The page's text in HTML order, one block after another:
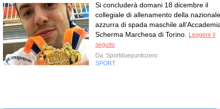
Si concluderà domani 18 dicembre il
collegiale di allenamento della nazionale
azzurra di spada maschile
Scherma Marchesa di Torino.
Leggere il
seguito
Da Sportduepuntozero
SPORT